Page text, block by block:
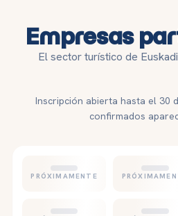
Empresas
El sector turístico de
Inscripción abierta hasta el 30
confirmados